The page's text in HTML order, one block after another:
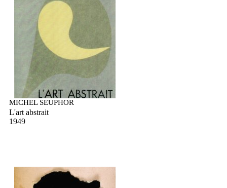
MICHEL SEUPHOR
L'art abstrait
1949